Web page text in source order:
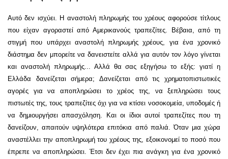
Αυτό δεν ισχύει. Η αναστολή πληρωμής του χρέους αφορούσε τίτλους
που είχαν αγοραστεί από Αμερικανούς τραπεζίτες. Βέβαια, από τη
στιγμή που υπάρχει αναστολή πληρωμής χρέους, για ένα χρονικό
διάστημα δεν μπορείτε να δανειστείτε αλλά για αυτόν τον λόγο γίνεται
και αναστολή πληρωμής... Αλλά θα σας εξηγήσω το εξής: γιατί η
Ελλάδα δανείζεται σήμερα; Δανείζεται από τις χρηματοπιστωτικές
αγορές για να αποπληρώσει το χρέος της, να ξεπληρώσει τους
πιστωτές της, τους τραπεζίτες όχι για να κτίσει νοσοκομεία, υποδομές ή
να δημιουργήσει απασχόληση. Και οι ίδιοι αυτοί τραπεζίτες που τη
δανείζουν, απαιτούν υψηλότερα επιτόκια από παλιά. Όταν μια χώρα
αναστέλλει την αποπληρωμή του χρέους της, εξοικονομεί το ποσό που
έπρεπε να αποπληρώσει. Έτσι δεν έχει πια ανάγκη για ένα χρονικό